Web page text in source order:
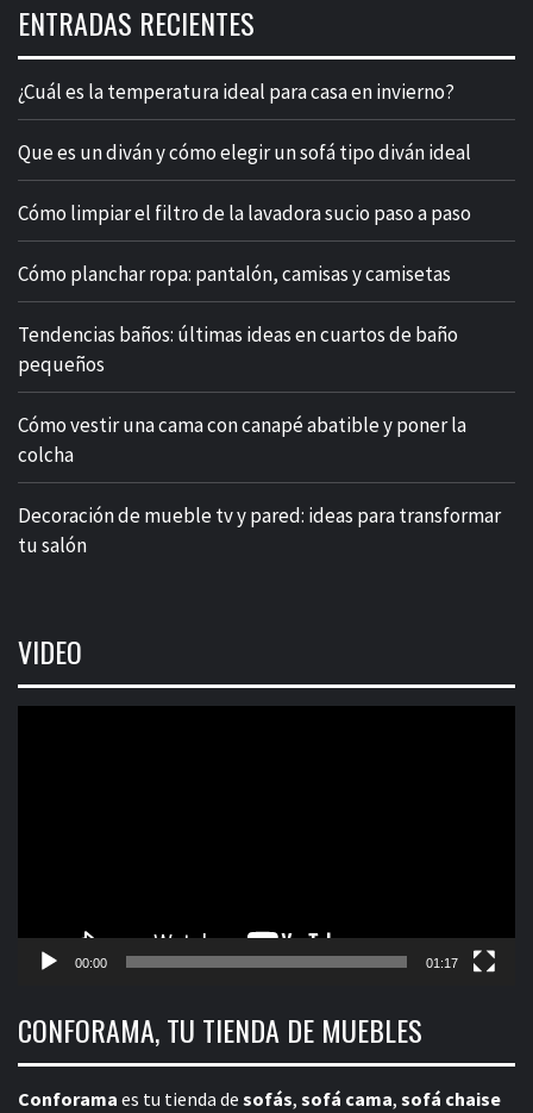
ENTRADAS RECIENTES
¿Cuál es la temperatura ideal para casa en invierno?
Que es un diván y cómo elegir un sofá tipo diván ideal
Cómo limpiar el filtro de la lavadora sucio paso a paso
Cómo planchar ropa: pantalón, camisas y camisetas
Tendencias baños: últimas ideas en cuartos de baño
pequeños
Cómo vestir una cama con canapé abatible y poner la
colcha
Decoración de mueble tv y pared: ideas para transformar
tu salón
VIDEO
00:00 01:17
CONFORAMA, TU TIENDA DE MUEBLES
Conforama es tu tienda de sofás, sofá cama, sofá chaise